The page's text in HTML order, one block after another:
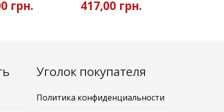
грн. 417,00 грн.
Уголок покупателя
Политика конфиденциальности